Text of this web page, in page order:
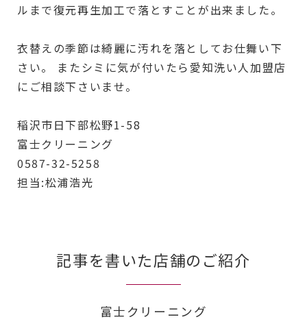
ルまで復元再生加工で落とすことが出来ました。
衣替えの季節は綺麗に汚れを落としてお仕舞い下
さい。 またシミに気が付いたら愛知洗い人加盟店
にご相談下さいませ。
稲沢市日下部松野1-58
富士クリーニング
0587-32-5258
担当:松浦浩光
記事を書いた店舗のご紹介
富士クリーニング